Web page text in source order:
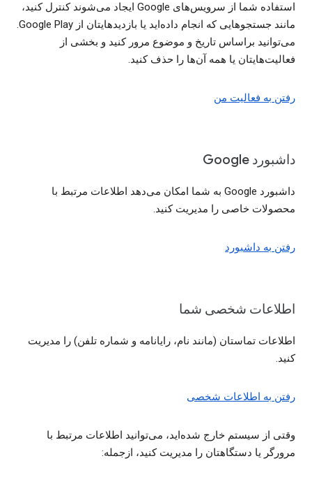
استفاده شما از سرویس‌های Google ایجاد می‌شوند کنترل کنید،
مانند جستجوهایی که انجام داده‌اید یا بازدیدهایتان از Google Play.
می‌توانید براساس تاریخ و موضوع مرور کنید و بخشی از
فعالیت‌هایتان یا همه آن‌ها را حذف کنید.
رفتن به فعالیت من
داشبورد Google
داشبورد Google به شما امکان می‌دهد اطلاعات مرتبط با
محصولات خاصی را مدیریت کنید.
رفتن به داشبورد
اطلاعات شخصی شما
اطلاعات تماستان (مانند نام، رایانامه و شماره تلفن) را مدیریت
کنید.
رفتن به اطلاعات شخصی
وقتی از سیستم خارج شده‌اید، می‌توانید اطلاعات مرتبط با
مرورگر یا دستگاهتان را مدیریت کنید، ازجمله: